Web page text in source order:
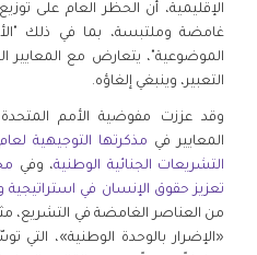
الإقليمية، أن الحظر العام على
غامضة وملتبسة، بما في ذلك
الموضوعية"، يتعارض مع المعايير
التعبير، وينبغي إلغاؤه.
وقد عززت مفوضية الأمم
المعايير في
التشريعات الجنائية الوطنية، وفي
تعزيز حقوق الإنسان في
من العناصر الغامضة في التشريع،
«الإضرار بالوحدة الوطنية»،